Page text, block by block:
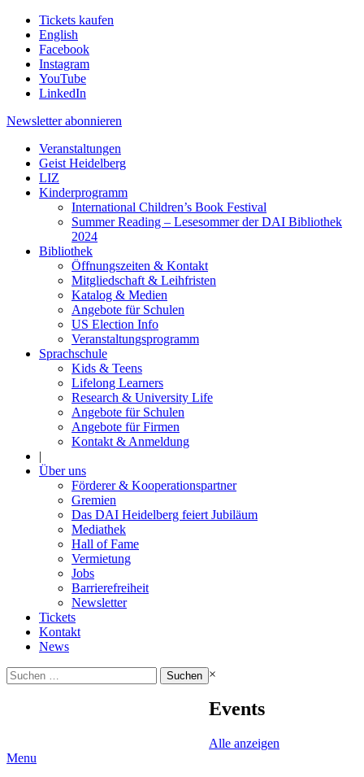
Tickets kaufen
English
Facebook
Instagram
YouTube
LinkedIn
Newsletter abonnieren
Veranstaltungen
Geist Heidelberg
LIZ
Kinderprogramm
International Children’s Book Festival
Summer Reading – Lesesommer der DAI Bibliothek
2024
Bibliothek
Öffnungszeiten & Kontakt
Mitgliedschaft & Leihfristen
Katalog & Medien
Angebote für Schulen
US Election Info
Veranstaltungsprogramm
Sprachschule
Kids & Teens
Lifelong Learners
Research & University Life
Angebote für Schulen
Angebote für Firmen
Kontakt & Anmeldung
|
Über uns
Förderer & Kooperationspartner
Gremien
Das DAI Heidelberg feiert Jubiläum
Mediathek
Hall of Fame
Vermietung
Jobs
Barrierefreiheit
Newsletter
Tickets
Kontakt
News
Suchen
nach:
×
Events
Alle anzeigen
Menu